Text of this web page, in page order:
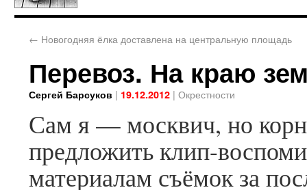
← Новогодняя ёлка доставлена на центральную площадь
Перевоз. На краю
Сергей Барсуков | 19.12.2012 | Окрестности
Сам я — москвич, но
предложить клип-
материалам съёмок за